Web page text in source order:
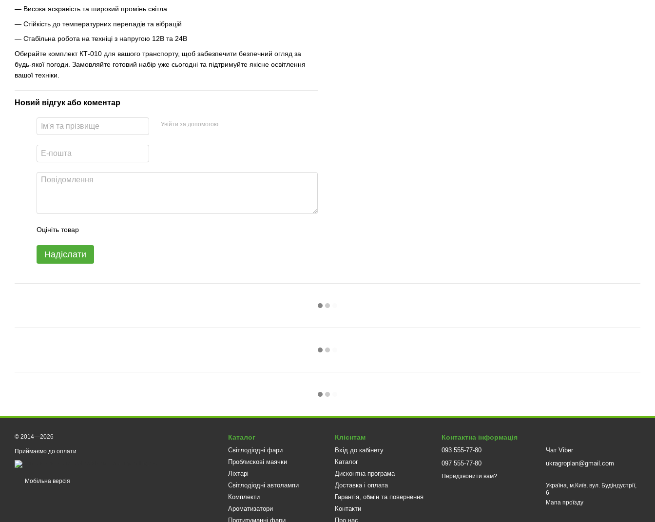
— Висока яскравість та широкий промінь світла
— Стійкість до температурних перепадів та вібрацій
— Стабільна робота на техніці з напругою 12В та 24В
Обирайте комплект КТ-010 для вашого транспорту, щоб забезпечити безпечний огляд за
будь-якої погоди. Замовляйте готовий набір уже сьогодні та підтримуйте якісне освітлення
вашої техніки.
Новий відгук або коментар
Увійти за допомогою
Оцініть товар
Надіслати
© 2014—2026
Приймаємо до оплати
Мобільна версія
Каталог
Світлодіодні фари
Проблискові маячки
Ліхтарі
Світлодіодні автолампи
Комплекти
Ароматизатори
Протитуманні фари
Клієнтам
Вхід до кабінету
Каталог
Дисконтна програма
Доставка і оплата
Гарантія, обмін та повернення
Контакти
Про нас
Контактна інформація
093 555-77-80
097 555-77-80
Передзвонити вам?
Чат Viber
ukragroplan@gmail.com
Україна, м.Київ, вул. Будіндустрії,
6
Мапа проїзду